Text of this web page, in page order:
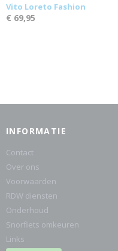
Vito Loreto Fashion
€ 69,95
INFORMATIE
Contact
Over ons
Voorwaarden
RDW diensten
Onderhoud
Snorfiets omkeuren
Links